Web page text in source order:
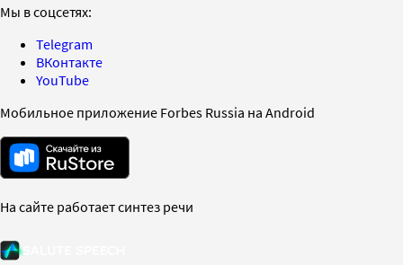
Мы в соцсетях:
Telegram
ВКонтакте
YouTube
Мобильное приложение Forbes Russia на Android
На сайте работает синтез речи